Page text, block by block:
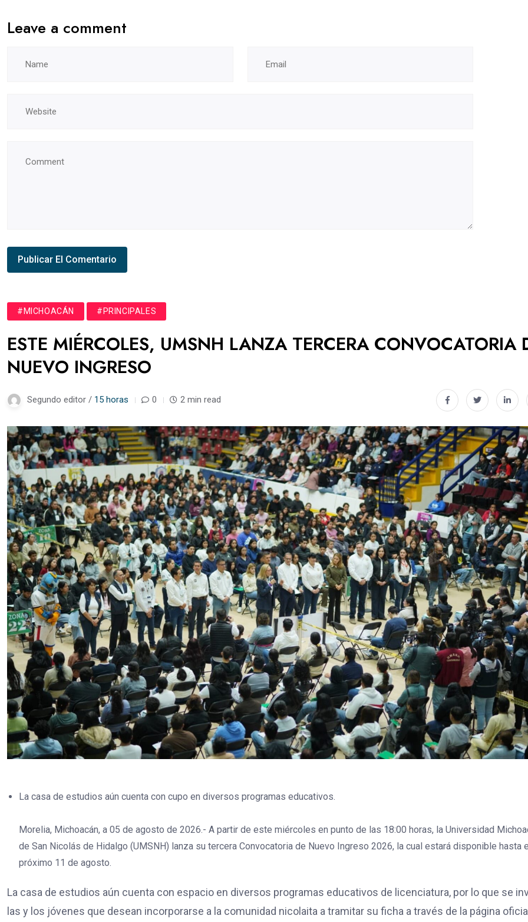
Leave a comment
#MICHOACÁN #PRINCIPALES
ESTE MIÉRCOLES, UMSNH LANZA TERCERA CONVOCATORIA
NUEVO INGRESO
Segundo editor / 15 horas 0 2 min read
La casa de estudios aún cuenta con cupo en diversos programas educativos.
Morelia, Michoacán, a 05 de agosto de 2026.- A partir de este miércoles en punto de las 18:00 horas, la Universidad
de San Nicolás de Hidalgo (UMSNH) lanza su tercera Convocatoria de Nuevo Ingreso 2026, la cual estará disponible hasta
próximo 11 de agosto.
La casa de estudios aún cuenta con espacio en diversos programas educativos de licenciatura, por lo que se
las y los jóvenes que desean incorporarse a la comunidad nicolaita a tramitar su ficha a través de la página